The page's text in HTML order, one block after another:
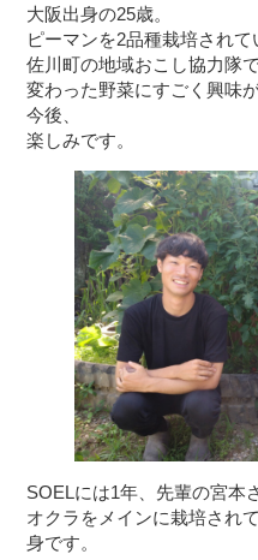
大阪出身の25歳。
ピーマンを2品種栽培されて
佐川町の地域おこし協力隊
変わった野菜にすごく興味
今後、
楽しみです。
SOELには1年、先輩の宮本
オクラをメインに栽培され
身です。